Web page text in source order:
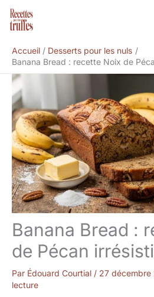
Aller
Accueil
Desserts pour les nuls
Banana Bread : recette Noix de
Banana Bread :
de Pécan
Par Édouard Courtial / 27 décembre
lecture
Rechercher